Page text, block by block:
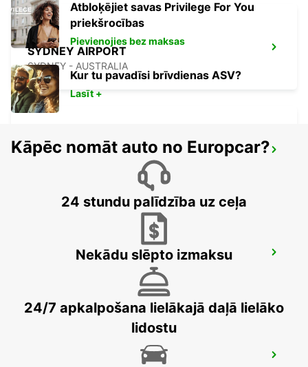
SYDNEY AIRPORT
SYDNEY - AUSTRALIA
SYDNEY WATERLOO
SYDNEY PENRITH
SYDNEY CAMPBELLTOWN
Atbloķējiet savas Privilege For You
priekšrocības
Pievienojies bez maksas
Kur tu pavadīsi brīvdienas ASV?
Lasīt +
Kāpēc nomāt auto no Europcar?
24 stundu palīdzība uz ceļa
Nekādu slēpto izmaksu
24/7 apkalpošana lielākajā daļā lielāko
lidostu